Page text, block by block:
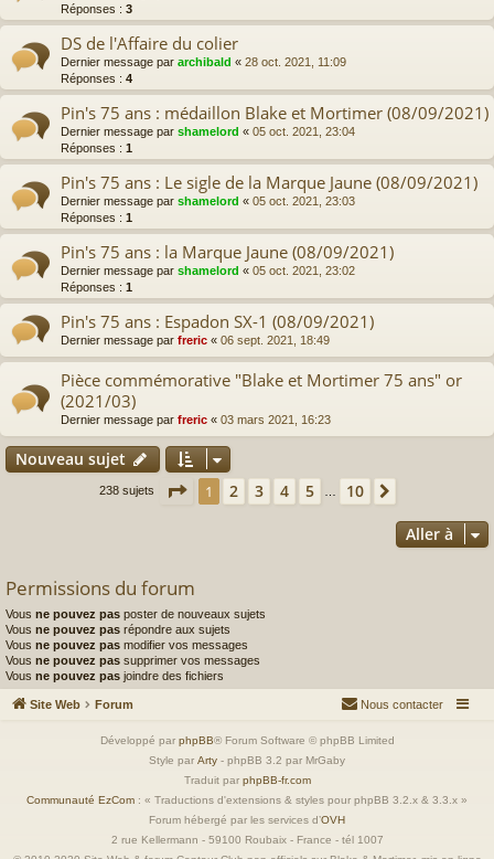
Réponses : 3
DS de l'Affaire du colier
Dernier message par archibald « 28 oct. 2021, 11:09
Réponses : 4
Pin's 75 ans : médaillon Blake et Mortimer (08/09/2021)
Dernier message par shamelord « 05 oct. 2021, 23:04
Réponses : 1
Pin's 75 ans : Le sigle de la Marque Jaune (08/09/2021)
Dernier message par shamelord « 05 oct. 2021, 23:03
Réponses : 1
Pin's 75 ans : la Marque Jaune (08/09/2021)
Dernier message par shamelord « 05 oct. 2021, 23:02
Réponses : 1
Pin's 75 ans : Espadon SX-1 (08/09/2021)
Dernier message par freric « 06 sept. 2021, 18:49
Pièce commémorative "Blake et Mortimer 75 ans" or
(2021/03)
Dernier message par freric « 03 mars 2021, 16:23
Nouveau sujet
238 sujets Page 1sur 10
1 2 3 4 5 10
Aller à
Permissions du forum
Vous ne pouvez pas poster de nouveaux sujets
Vous ne pouvez pas répondre aux sujets
Vous ne pouvez pas modifier vos messages
Vous ne pouvez pas supprimer vos messages
Vous ne pouvez pas joindre des fichiers
Site Web Forum Nous contacter
Développé par phpBB® Forum Software © phpBB Limited
Style par Arty - phpBB 3.2 par MrGaby
Traduit par phpBB-fr.com
Communauté EzCom : « Traductions d'extensions & styles pour phpBB 3.2.x & 3.3.x »
Forum hébergé par les services d’OVH
2 rue Kellermann - 59100 Roubaix - France - tél 1007